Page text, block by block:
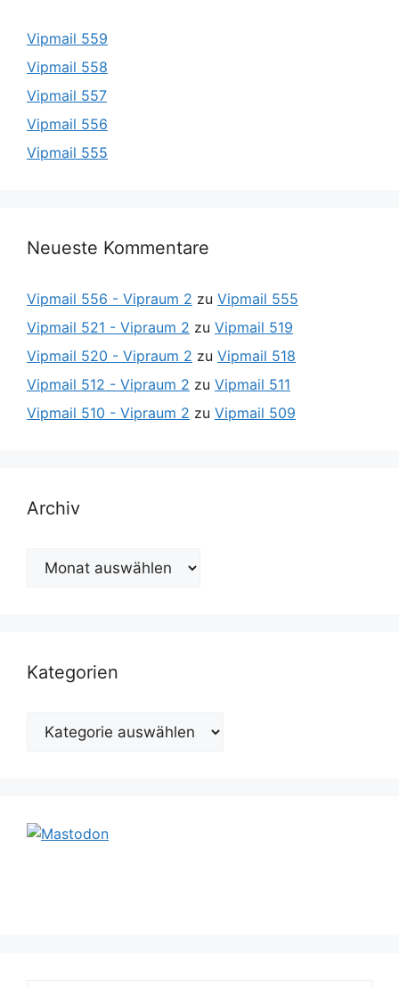
Vipmail 559
Vipmail 558
Vipmail 557
Vipmail 556
Vipmail 555
Neueste Kommentare
Vipmail 556 - Vipraum 2 zu Vipmail 555
Vipmail 521 - Vipraum 2 zu Vipmail 519
Vipmail 520 - Vipraum 2 zu Vipmail 518
Vipmail 512 - Vipraum 2 zu Vipmail 511
Vipmail 510 - Vipraum 2 zu Vipmail 509
Archiv
Archiv
Kategorien
Kategorien